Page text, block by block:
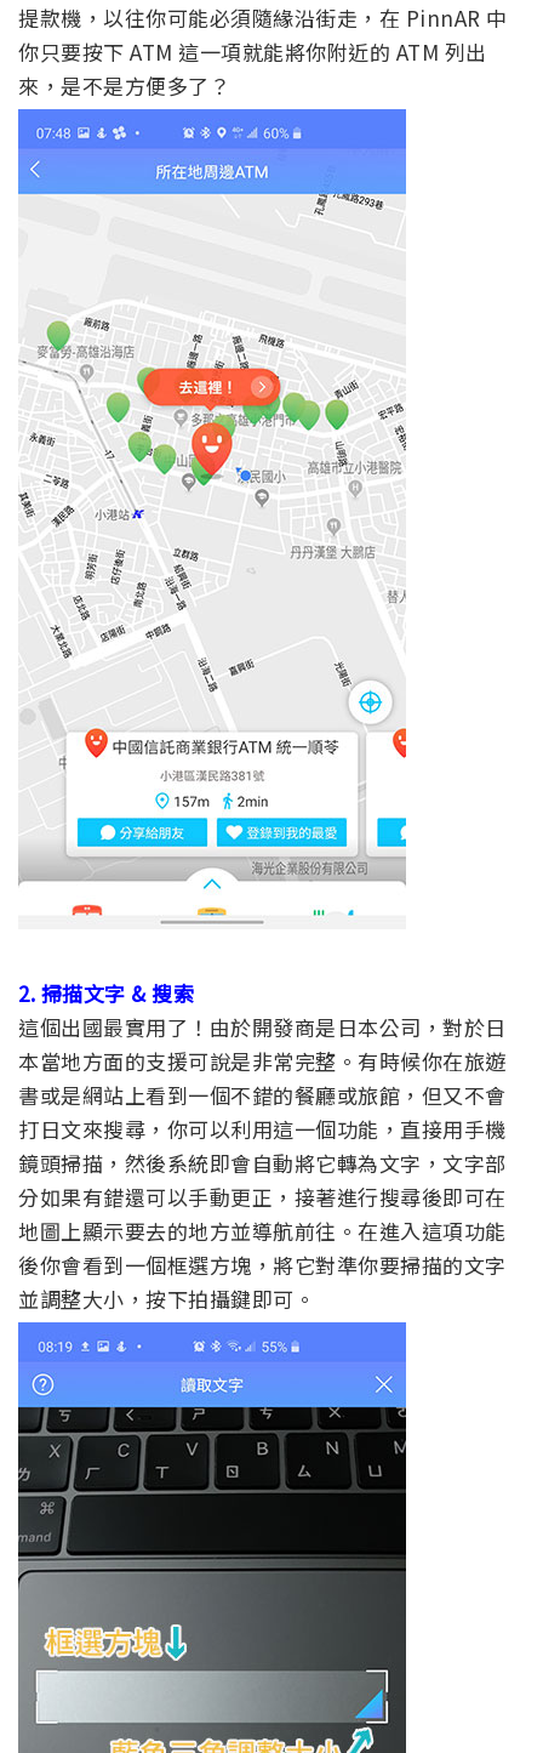
提款機，以往你可能必須隨緣沿街走，在 PinnAR 中
你只要按下 ATM 這一項就能將你附近的 ATM 列出
來，是不是方便多了？
2. 掃描文字 & 搜索
這個出國最實用了！由於開發商是日本公司，對於日
本當地方面的支援可說是非常完整。有時候你在旅遊
書或是網站上看到一個不錯的餐廳或旅館，但又不會
打日文來搜尋，你可以利用這一個功能，直接用手機
鏡頭掃描，然後系統即會自動將它轉為文字，文字部
分如果有錯還可以手動更正，接著進行搜尋後即可在
地圖上顯示要去的地方並導航前往。在進入這項功能
後你會看到一個框選方塊，將它對準你要掃描的文字
並調整大小，按下拍攝鍵即可。